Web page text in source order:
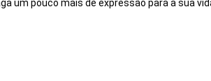
um pouco mais de expressão para a sua